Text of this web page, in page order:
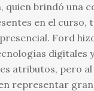
quien brindó una
en el curso,
Ford
digitales
atributos, pero al
representar